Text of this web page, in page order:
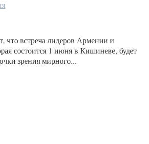
встреча лидеров Армении и
состоится 1 июня в Кишиневе, будет
зрения мирного...